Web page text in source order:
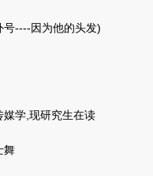
----因为他的头发)
学,现研究生在读
舞